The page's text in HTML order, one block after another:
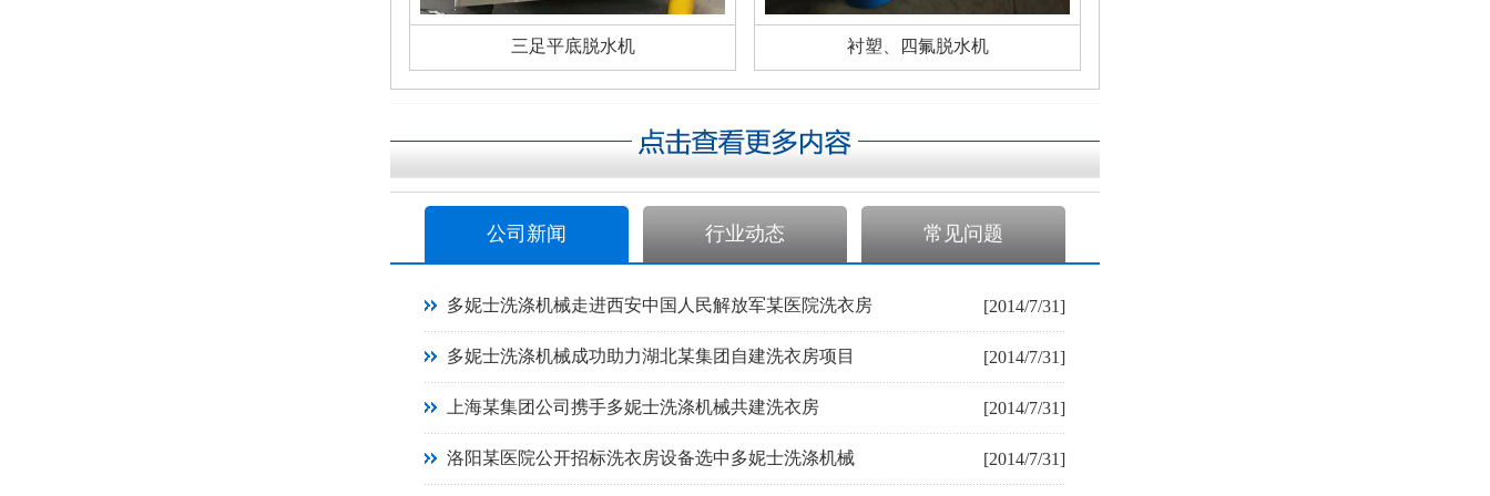
三足平底脱水机 衬塑、四氟脱水机
公司新闻 行业动态 常见问题
多妮士洗涤机械走进西安中国人民解放军某医院洗衣房 [2014/7/31]
多妮士洗涤机械成功助力湖北某集团自建洗衣房项目 [2014/7/31]
上海某集团公司携手多妮士洗涤机械共建洗衣房 [2014/7/31]
洛阳某医院公开招标洗衣房设备选中多妮士洗涤机械 [2014/7/31]